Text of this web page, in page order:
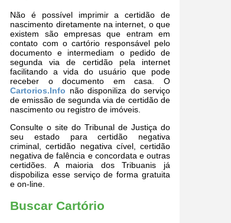
Não é possível imprimir a certidão de
nascimento diretamente na internet, o que
existem são empresas que entram em
contato com o cartório responsável pelo
documento e intermediam o pedido de
segunda via de certidão pela internet
facilitando a vida do usuário que pode
receber o documento em casa. O
Cartorios.Info não disponiliza do serviço
de emissão de segunda via de certidão de
nascimento ou registro de imóveis.
Consulte o site do Tribunal de Justiça do
seu estado para certidão negativa
criminal, certidão negativa cível, certidão
negativa de falência e concordata e outras
certidões. A maioria dos Tribuanis já
dispobiliza esse serviço de forma gratuita
e on-line.
Buscar Cartório